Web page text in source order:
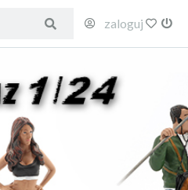
zaloguj